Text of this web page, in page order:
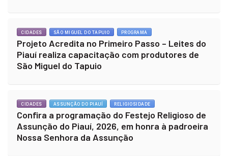
CIDADES SÃO MIGUEL DO TAPUIO PROGRAMA
Projeto Acredita no Primeiro Passo – Leites do
Piauí realiza capacitação com produtores de
São Miguel do Tapuio
CIDADES ASSUNÇÃO DO PIAUÍ RELIGIOSIDADE
Confira a programação do Festejo Religioso de
Assunção do Piauí, 2026, em honra à padroeira
Nossa Senhora da Assunção